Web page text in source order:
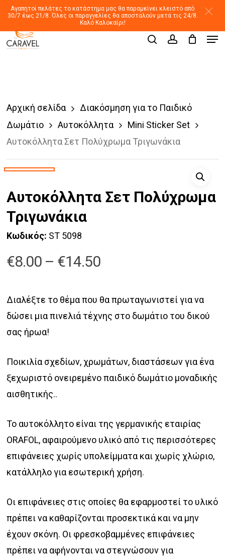
Αγαπητοί πελάτες το κατάστημα μας θα παραμείνει κλειστό από
30/7 έως 21/8. Όλες οι παραγγελίες θα αποσταλούν μετά τις 24/8.
Καλό Καλοκαίρι!
Skip
mainProducts
search
searchaccount
Αρχική σελίδα
Διακόσμηση για το Παιδικό
Δωμάτιο
Αυτοκόλλητα
Mini Sticker Set
Αυτοκόλλητα Σετ Πολύχρωμα Τριγωνάκια
Αυτοκόλλητα Σετ Πολύχρωμα
Τριγωνάκια
Κωδικός: ST 5098
€8.00 – €14.50Price
through
€14.50
Διαλέξτε το θέμα που θα πρωταγωνιστεί για να
δώσει μια πινελιά τέχνης στο δωμάτιο του δικού
σας ήρωα!
Ποικιλία σχεδίων, χρωμάτων, διαστάσεων για ένα
ξεχωριστό ονειρεμένο παιδικό δωμάτιο μοναδικής
αισθητικής..
Το αυτοκόλλητο είναι της γερμανικής εταιρίας
ORAFOL, αφαιρούμενο υλικό από τις περισσότερες
επιφάνειες χωρίς υπολείμματα και χωρίς χλώριο,
κατάλληλο για εσωτερική χρήση.
Οι επιφάνειες στις οποίες θα εφαρμοστεί το υλικό
πρέπει να καθαρίζονται προσεκτικά και να μην
έχουν σκόνη. Οι φρεσκοβαμμένες επιφάνειες
πρέπει να αφήνονται να στεγνώσουν για